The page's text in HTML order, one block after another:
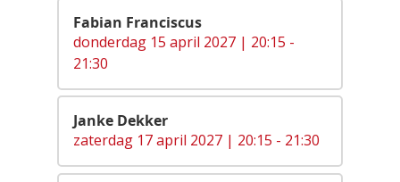
Fabian Franciscus
donderdag 15 april 2027 | 20:15 -
21:30
Janke Dekker
zaterdag 17 april 2027 | 20:15 - 21:30